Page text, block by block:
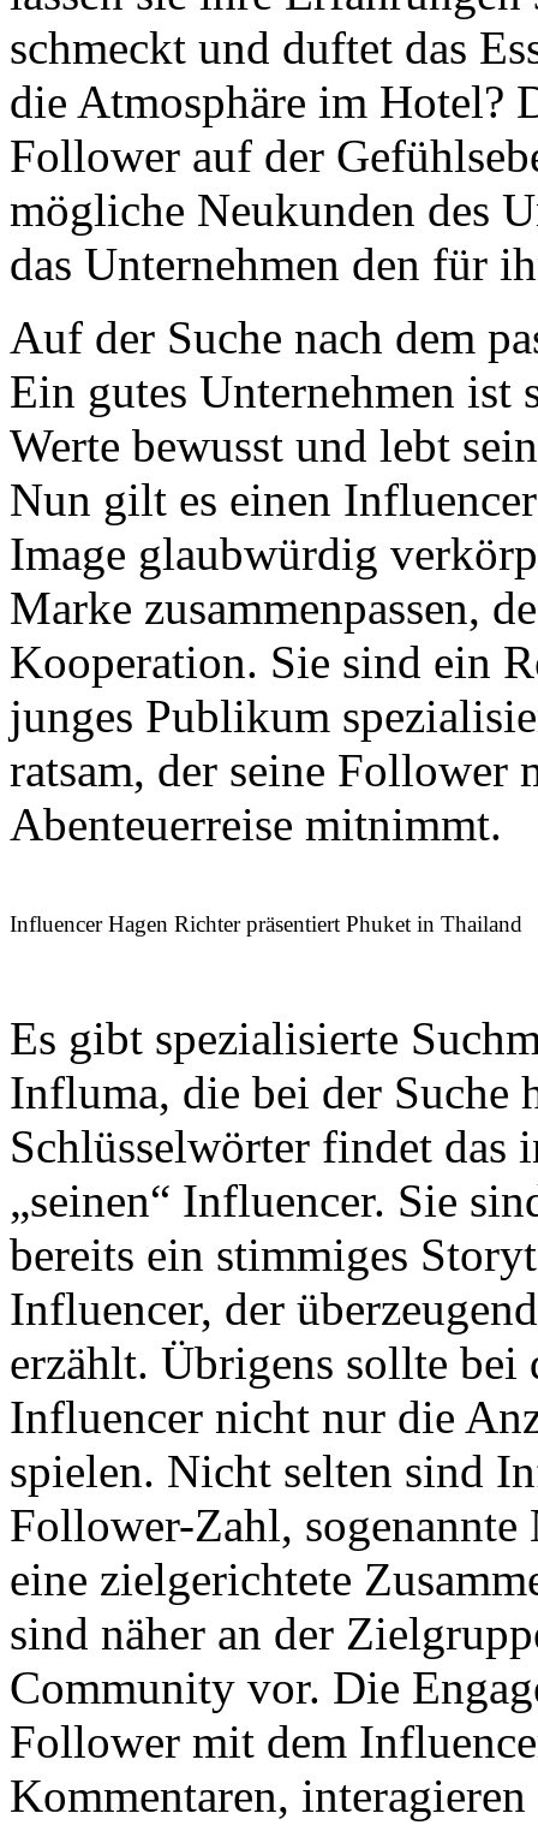
schmeckt und duftet das
die Atmosphäre im Hotel?
Follower auf der
mögliche Neukunden des
das Unternehmen den für
Auf der Suche nach dem
Ein gutes Unternehmen ist
Werte bewusst und lebt
Nun gilt es einen
Image glaubwürdig
Marke zusammenpassen,
Kooperation. Sie sind ein
junges Publikum
ratsam, der seine
Abenteuerreise mitnimmt.
Influencer Hagen Richter präsentiert Phuket in Thailand
Es gibt spezialisierte
Influma, die bei der Suche
Schlüsselwörter findet das
„seinen“ Influencer. Sie
bereits ein stimmiges
Influencer, der
erzählt. Übrigens sollte bei
Influencer nicht nur die
spielen. Nicht selten sind
Follower-Zahl,
eine zielgerichtete
sind näher an der
Community vor. Die
Follower mit dem
Kommentaren,